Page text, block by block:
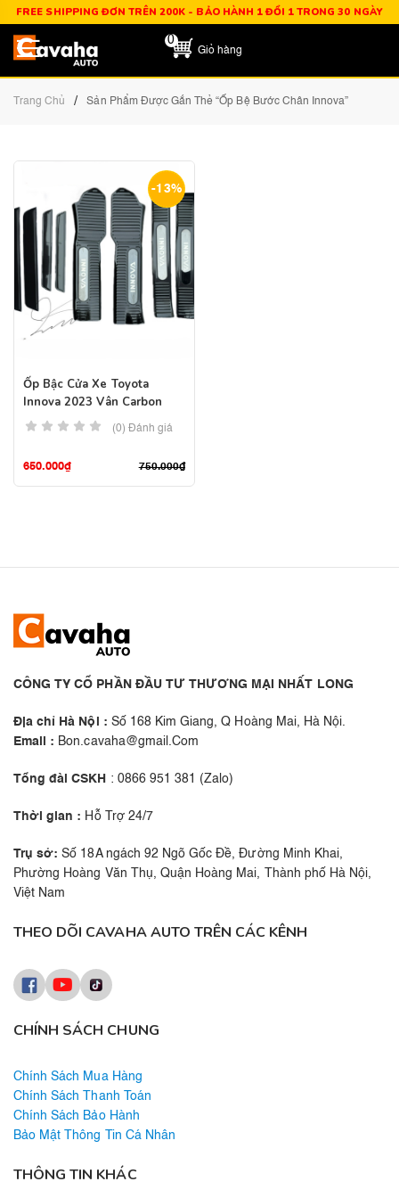
FREE SHIPPING ĐƠN TRÊN 200K - BẢO HÀNH 1 ĐỔI 1 TRONG 30 NGÀY
0
Giỏ hàng
Trang Chủ / Sản Phẩm Được Gắn Thẻ “ốp Bệ Bước Chân Innova”
-13%
Ốp Bậc Cửa Xe Toyota
Innova 2023 Vân Carbon
(0) Đánh giá
750.000₫
650.000₫
CÔNG TY CỔ PHẦN ĐẦU TƯ THƯƠNG MẠI NHẤT LONG
Địa chỉ Hà Nội : Số 168 Kim Giang, Q Hoàng Mai, Hà Nội.
Email : Bon.cavaha@gmail.Com
Tổng đài CSKH : 0866 951 381 (Zalo)
Thời gian : Hỗ Trợ 24/7
Trụ sở: Số 18A ngách 92 Ngõ Gốc Đề, Đường Minh Khai,
Phường Hoàng Văn Thụ, Quận Hoàng Mai, Thành phố Hà Nội,
Việt Nam
CHÍNH SÁCH CHUNG
Chính Sách Mua Hàng
Chính Sách Thanh Toán
Chính Sách Bảo Hành
Bảo Mật Thông Tin Cá Nhân
THÔNG TIN KHÁC
THEO DÕI CAVAHA AUTO TRÊN CÁC KÊNH